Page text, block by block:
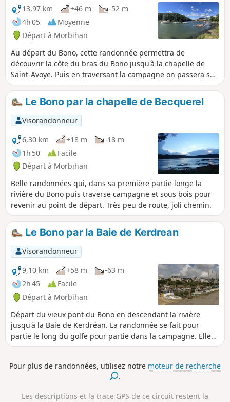
13,97 km
+46 m
-52 m
4h 05
Moyenne
Départ à Morbihan
Au départ du Bono, cette randonnée permettra de
découvrir la côte du bras du Bono jusqu'à la chapelle de
Saint-Avoye. Puis en traversant la campagne on passera sur
le bras de la rivière d'Auray jusqu'à Saint-Goustan.Peu de
route et joli chemin le long des 2 rivières (coté droit du
golfe du Morbihan).Message de la modération : itinéraire
modifié le 21/06/2023 à partir de 5 pour suivre le GR®® et
éviter le contournement du lycée Kerplouz qui est privé
(clôture mis en place).
Le Bono par la chapelle de Becquerel
Visorandonneur
6,30 km
+18 m
-18 m
1h 50
Facile
Départ à Morbihan
Belle randonnées qui, dans sa première partie longe la
rivière du Bono puis traverse campagne et sous bois pour
revenir au point de départ. Très peu de route, joli chemin.
Le Bono par la Baie de Kerdrean
Visorandonneur
9,10 km
+58 m
-63 m
2h 45
Facile
Départ à Morbihan
Départ du vieux pont du Bono en descendant la rivière
jusqu'à la Baie de Kerdréan. La randonnée se fait pour
partie le long du golfe pour partie dans la campagne. Elle
permettra au début de découvrir le Tumulus de Kernourz et
Pour plus de randonnées, utilisez notre moteur de recherche
.
Les descriptions et la trace GPS de ce circuit restent la